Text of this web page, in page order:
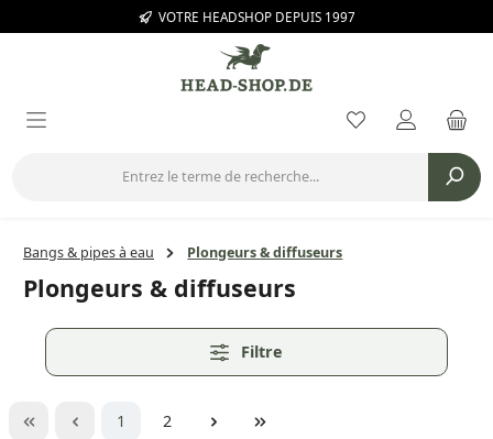
Passer au contenu principalVOTRE HEADSHOP DEPUIS 1997
Vous avez 0
Bangs & pipes à eau Plongeurs & diffuseurs
Plongeurs & diffuseurs
Filtre
Page
1 Page
2